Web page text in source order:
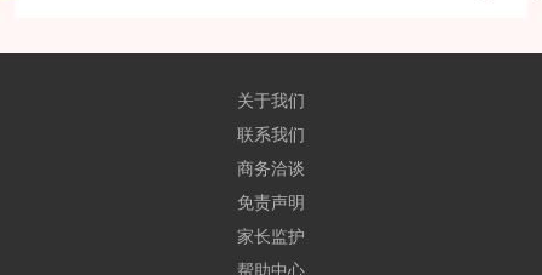
关于我们
联系我们
商务洽谈
免责声明
家长监护
帮助中心